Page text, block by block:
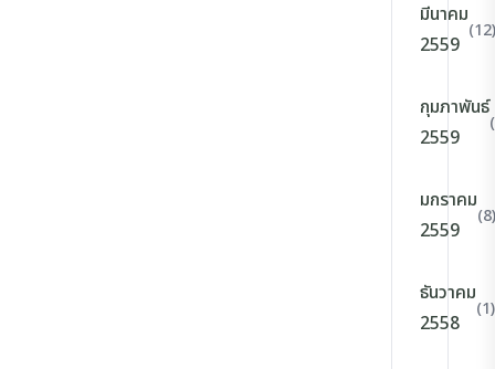
มีนาคม
2559
(12)
กุมภาพันธ์
2559
มกราคม
2559
(8)
ธันวาคม
2558
(1)